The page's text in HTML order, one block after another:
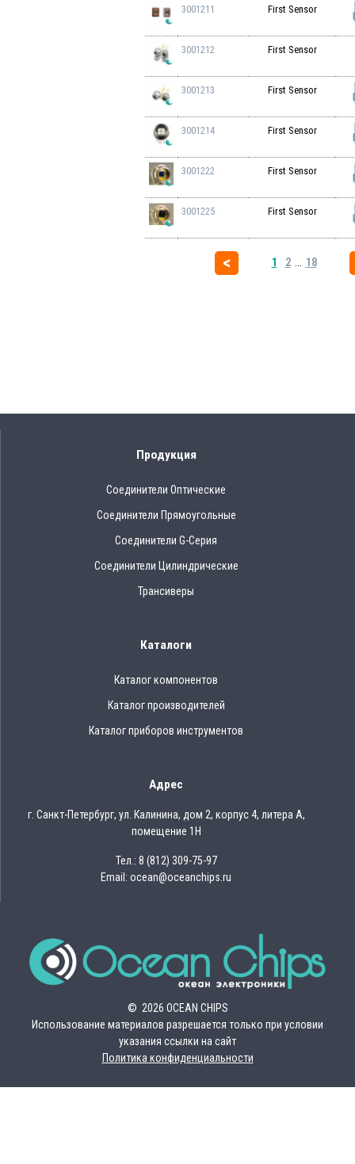
3001211 First Sensor
3001212 First Sensor
3001213 First Sensor
3001214 First Sensor
3001222 First Sensor
3001225 First Sensor
1 2 18
Продукция
Соединители Оптические
Соединители Прямоугольные
Соединители G-Серия
Соединители Цилиндрические
Трансиверы
Каталоги
Каталог компонентов
Каталог производителей
Каталог приборов инструментов
Адрес
г. Санкт-Петербург, ул. Калинина, дом 2, корпус 4, литера А,
помещение 1Н
Тел.: 8 (812) 309-75-97
Email: ocean@oceanchips.ru
© 2026 OCEAN CHIPS
Использование материалов разрешается только при условии
указания ссылки на сайт
Политика конфиденциальности